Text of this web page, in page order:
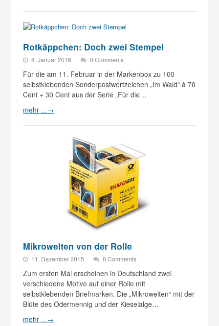
Rotkäppchen: Doch zwei Stempel
8. Januar 2016 0 Comments
Für die am 11. Februar in der Markenbox zu 100
selbstklebenden Sonderpostwertzeichen „Im Wald“ à 70
Cent + 30 Cent aus der Serie „Für die…
mehr ...→
Mikrowelten von der Rolle
11. Dezember 2015 0 Comments
Zum ersten Mal erscheinen in Deutschland zwei
verschiedene Motive auf einer Rolle mit
selbstklebenden Briefmarken. Die „Mikrowelten“ mit der
Blüte des Odermennig und der Kieselalge…
mehr ...→